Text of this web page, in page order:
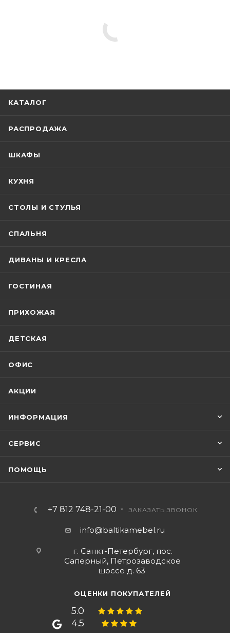
КАТАЛОГ
РАСПРОДАЖА
ШКАФЫ
КУХНЯ
СТОЛЫ И СТУЛЬЯ
СПАЛЬНЯ
ДИВАНЫ И КРЕСЛА
ГОСТИНАЯ
ПРИХОЖАЯ
ДЕТСКАЯ
ОФИС
АКЦИИ
ИНФОРМАЦИЯ
СЕРВИС
ПОМОЩЬ
+7 812 748-21-00 ЗАКАЗАТЬ ЗВОНОК
info@baltikamebel.ru
г. Санкт-Петербург, пос.
Саперный, Петрозаводское
шоссе д. 63
ОЦЕНКИ ПОКУПАТЕЛЕЙ
5.0
4.5